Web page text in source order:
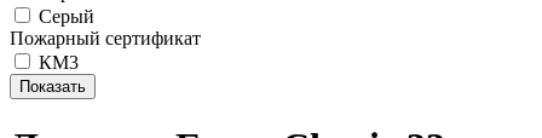
Серый
Пожарный сертификат
КМ3